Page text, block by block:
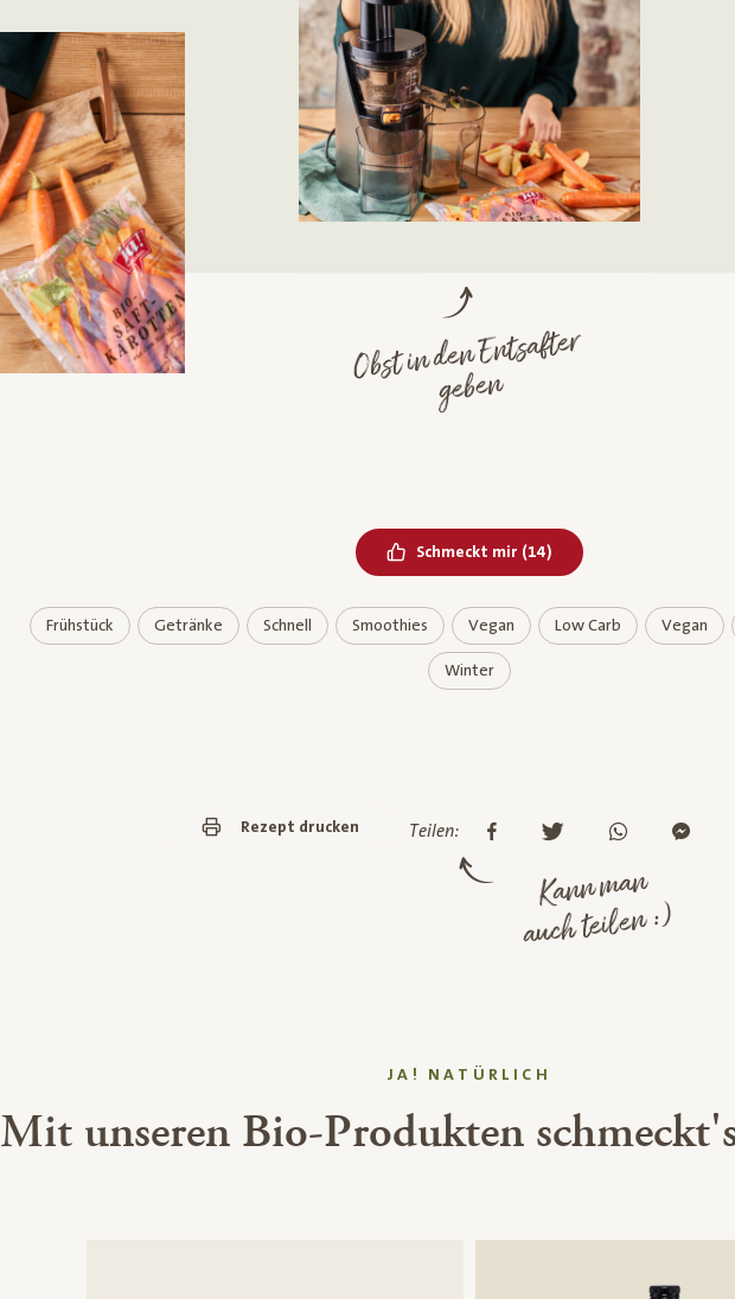
Obst in den Entsafter
geben
Schmeckt mir Bereits geliked
(14)
Frühstück Getränke Schnell Smoothies Vegan Low Carb Vegan
Winter
Rezept drucken Teilen:
Kann man
auch teilen :)
JA! NATÜRLICH
Mit unseren Bio-Produkten